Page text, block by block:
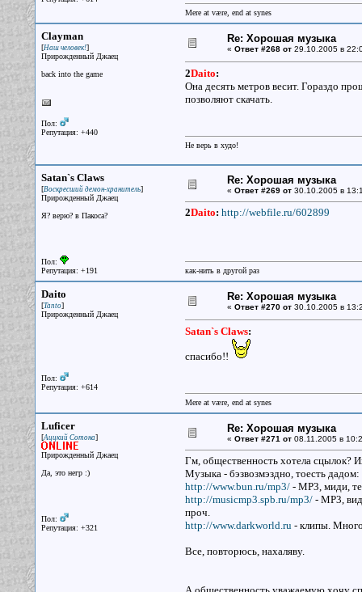
Mere at være, end at synes
Clayman
[Наш человек!]
Прирожденный Джаец
back into the game
Пол:
Репутация: +440
Re: Хорошая музыка
« Ответ #268 от29.10.2005 в
2Daito:
Она десять метров весит. Гораздо
позволяют скачать.
Не верь в худо!
Satan`s Claws
[Воскресший демон-хранитель]
Прирожденный Джаец
Я? верю? в Пакоса?
Пол:
Репутация: +191
Re: Хорошая музыка
« Ответ #269 от30.10.2005 в
2Daito: http://webfile.ru/602899
как-нить в другой раз
Daito
[Tanto]
Прирожденный Джаец
Пол:
Репутация: +614
Re: Хорошая музыка
« Ответ #270 от30.10.2005 в
Satan`s Claws:
спасибо!!
Mere at være, end at synes
Luficer
[Аццкий Сотона]
Прирожденный Джаец
Да, это негр :)
Пол:
Репутация: +321
Re: Хорошая музыка
« Ответ #271 от08.11.2005 в
Гм, общественность хотела сцылок?
Музыка - бэзвозмэздно, тоесть дадом:
http://www.bun.ru/mp3/- МР3, миди,
http://musicmp3.spb.ru/mp3/- МР3,
проч.
http://www.darkworld.ru- клипы.
Все, повторюсь, нахаляву.